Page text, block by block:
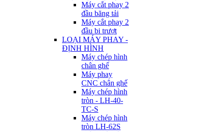
Máy cắt phay 2
đầu băng tải
Máy cắt phay 2
đầu bi trượt
LOẠI MÁY PHAY -
ĐỊNH HÌNH
Máy chép hình
chân ghế
Máy phay
CNC chân ghế
Máy chép hình
tròn - LH-40-
TC-S
Máy chép hình
tròn LH-62S